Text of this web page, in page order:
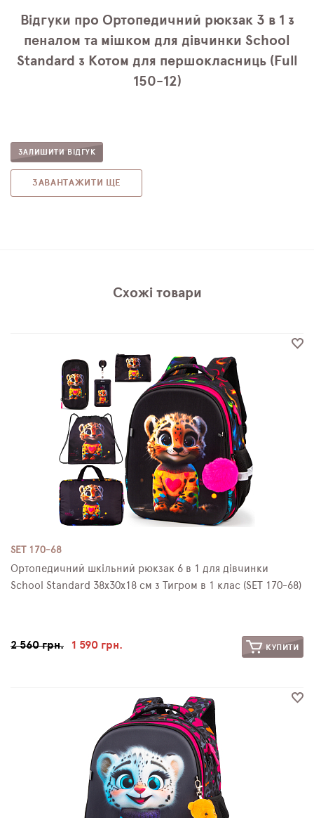
Відгуки про Ортопедичний рюкзак 3 в 1 з
пеналом та мішком для дівчинки School
Standard з Котом для першокласниць (Full
150-12)
ЗАЛИШИТИ ВІДГУК
ЗАВАНТАЖИТИ ЩЕ
Схожі товари
SET 170-68
Ортопедичний шкільний рюкзак 6 в 1 для дівчинки
School Standard 38х30х18 см з Тигром в 1 клас (SET 170-68)
2 560 грн. 1 590 грн. КУПИТИ